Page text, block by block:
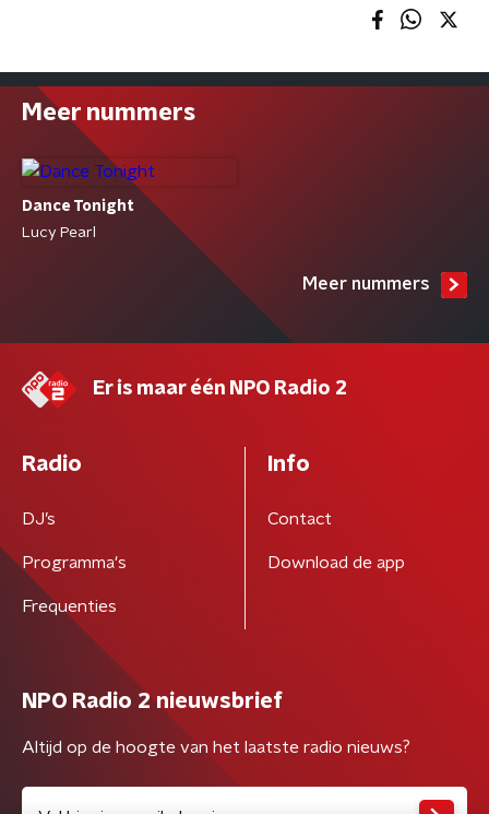
Meer nummers
Dance Tonight
Lucy Pearl
Meer nummers
Er is maar één NPO Radio 2
Radio
DJ’s
Programma's
Frequenties
Info
Contact
Download de app
NPO Radio 2 nieuwsbrief
Altijd op de hoogte van het laatste radio nieuws?